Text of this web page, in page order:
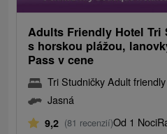
Adults Friendly Hotel Tri
s horskou plážou,
Pass v cene
Tri Studničky Adult
Jasná
9,2 (81 recenzií)Od 1 Noci